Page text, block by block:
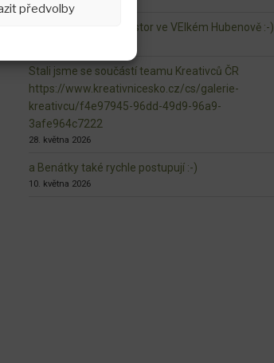
předvolby
Vznikající veřejný prostor ve VElkém Hubenově :-)
Stali jsme se součástí teamu Kreativců ČR
https://www.kreativnicesko.cz/cs/galerie-
kreativcu/f4e97945-96dd-49d9-96a9-
3afe964c7222
28. května 2026
a Benátky také rychle postupují :-)
10. května 2026